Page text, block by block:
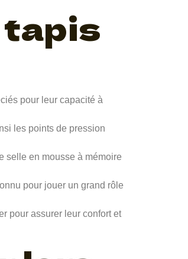
pour leur capacité à
les points de pression
selle en mousse à mémoire
pour jouer un grand rôle
pour assurer leur confort et